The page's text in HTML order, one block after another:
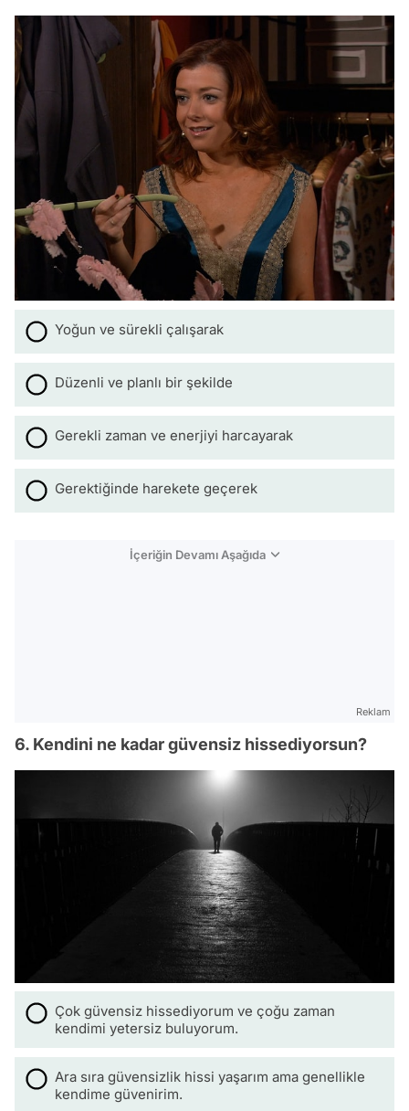
Yoğun ve sürekli çalışarak
Düzenli ve planlı bir şekilde
Gerekli zaman ve enerjiyi harcayarak
Gerektiğinde harekete geçerek
İçeriğin Devamı Aşağıda
Reklam
6. Kendini ne kadar güvensiz hissediyorsun?
Çok güvensiz hissediyorum ve çoğu zaman
kendimi yetersiz buluyorum.
Ara sıra güvensizlik hissi yaşarım ama genellikle
kendime güvenirim.